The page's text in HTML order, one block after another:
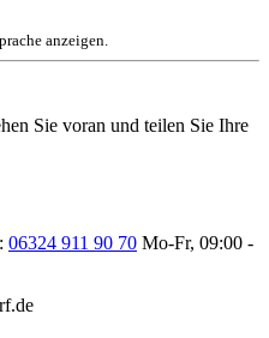
anzeigen.
Sie voran und teilen Sie Ihre
06324 911 90 70 Mo-Fr, 09:00 -